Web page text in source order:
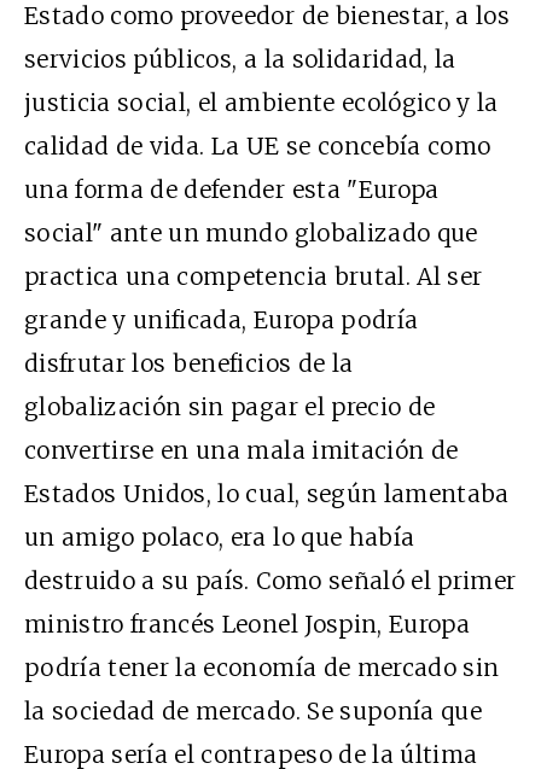
Estado como proveedor de bienestar, a los
servicios públicos, a la solidaridad, la
justicia social, el ambiente ecológico y la
calidad de vida. La UE se concebía como
una forma de defender esta "Europa
social" ante un mundo globalizado que
practica una competencia brutal. Al ser
grande y unificada, Europa podría
disfrutar los beneficios de la
globalización sin pagar el precio de
convertirse en una mala imitación de
Estados Unidos, lo cual, según lamentaba
un amigo polaco, era lo que había
destruido a su país. Como señaló el primer
ministro francés Leonel Jospin, Europa
podría tener la economía de mercado sin
la sociedad de mercado. Se suponía que
Europa sería el contrapeso de la última